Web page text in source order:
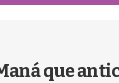
que